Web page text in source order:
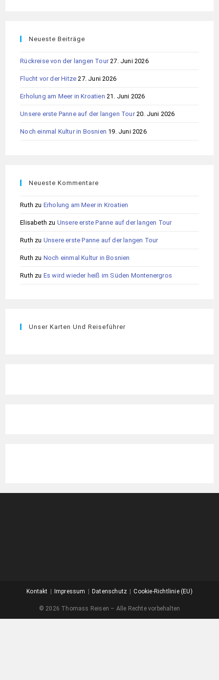
Neueste Beiträge
Rückreise von der langen Tour 27. Juni 2026
Flucht vor der Hitze 27. Juni 2026
Erholung am Meer in Kroatien 21. Juni 2026
Unsere erste Panne auf der langen Tour 20. Juni 2026
Noch einmal Kultur in Bosnien 19. Juni 2026
Neueste Kommentare
Ruth zu Erholung am Meer in Kroatien
Elisabeth zu Unsere erste Panne auf der langen Tour
Ruth zu Unsere erste Panne auf der langen Tour
Ruth zu Noch einmal Kultur in Bosnien
Ruth zu Es wird wieder heiß im Süden Montenergros
Unser Karten Und Reiseführer
Kontakt Impressum Datenschutz Cookie-Richtlinie (EU)
© 2026 Thomass Reisen – Alle Rechte vorbehalten